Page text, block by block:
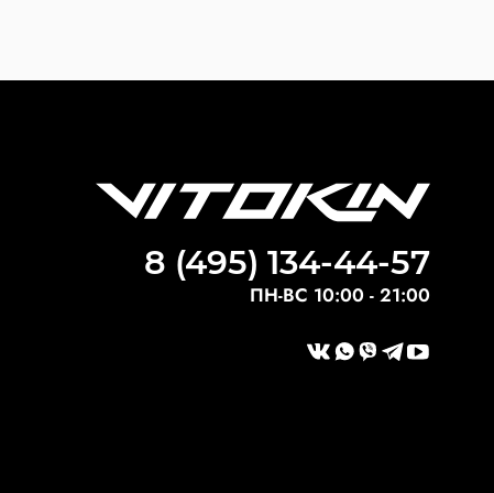
8 (495) 134-44-57
ПН-ВС 10:00 - 21:00